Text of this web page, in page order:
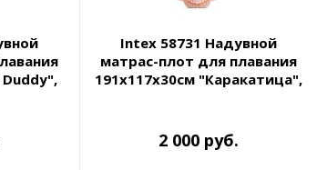
Duddy",
Intex 58731 Надувной
матрас-плот для плавания
191х117х30см "Каракатица",
2 000 руб.